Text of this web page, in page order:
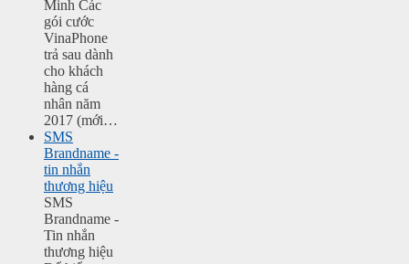
Minh Các
gói cước
VinaPhone
trả sau dành
cho khách
hàng cá
nhân năm
2017 (mới…
SMS
Brandname -
tin nhắn
thương hiệu
SMS
Brandname -
Tin nhắn
thương hiệu